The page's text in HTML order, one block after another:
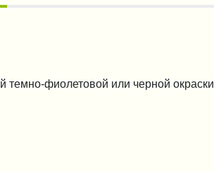
фиолетовой или черной окраски.